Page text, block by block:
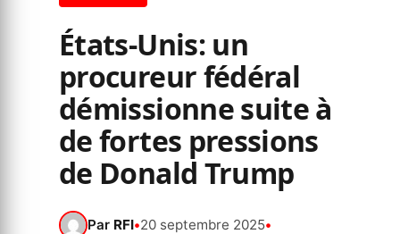
États-Unis: un
procureur fédéral
démissionne suite à
de fortes pressions
de Donald Trump
Par RFI•20 septembre 2025•